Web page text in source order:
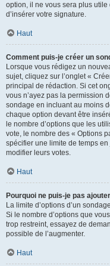
option, il ne vous sera plus
d’insérer votre signature.
Haut
Comment puis-je créer un
Lorsque vous rédigez un
sujet, cliquez sur l’onglet «
principal de rédaction. Si cet
vous n’ayez pas la permission
sondage en incluant au moins
chaque option devant être
le nombre d’options que les
vote, le nombre des « Options
spécifier une limite de temps
modifier leurs votes.
Haut
Pourquoi ne puis-je pas
La limite d’options d’un
Si le nombre d’options que
trop restreint, essayez de
possible de l’augmenter.
Haut